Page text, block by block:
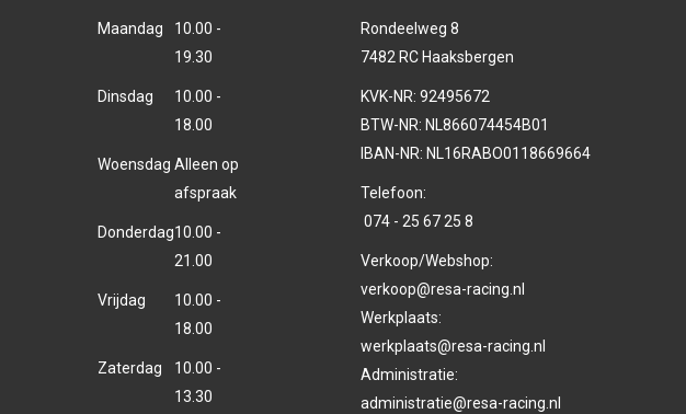
Maandag
10.00 -
19.30
Dinsdag
10.00 -
18.00
Woensdag Alleen op
afspraak
Donderdag10.00 -
21.00
Vrijdag
10.00 -
18.00
Zaterdag
10.00 -
13.30
Rondeelweg 8
7482 RC Haaksbergen
KVK-NR: 92495672
BTW-NR: NL866074454B01
IBAN-NR: NL16RABO0118669664
Telefoon:
074 - 25 67 25 8
Verkoop/Webshop:
verkoop@resa-racing.nl
Werkplaats:
werkplaats@resa-racing.nl
Administratie:
administratie@resa-racing.nl